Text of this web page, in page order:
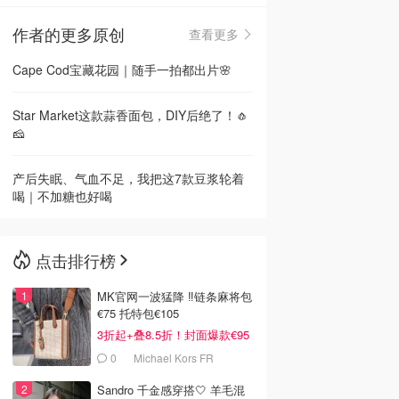
🇳🇿新西兰
作者的更多原创
查看更多
Cape Cod宝藏花园｜随手一拍都出片🌸
Star Market这款蒜香面包，DIY后绝了！🧄
🧀
产后失眠、气血不足，我把这7款豆浆轮着
喝｜不加糖也好喝
点击排行榜
MK官网一波猛降 ‼️链条麻将包
€75 托特包€105
3折起+叠8.5折！封面爆款€95
0 Michael Kors FR
Sandro 千金感穿搭🤍 羊毛混